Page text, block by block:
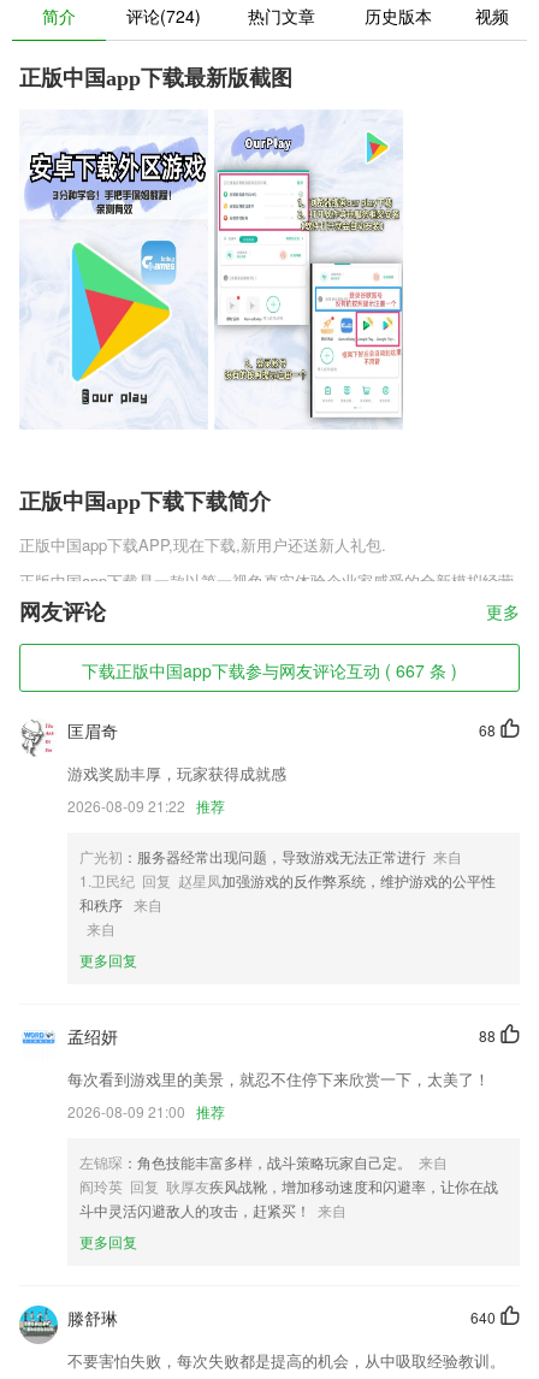
简介 评论(724) 热门文章 历史版本 视频
正版中国app下载最新版截图
正版中国app下载下载简介
正版中国app下载APP,现在下载,新用户还送新人礼包.
正版中国app下载是一款以第一视角真实体验企业家感受的全新模拟经营
游戏，在这个全新的商战世界中来完成你的商业帝国梦，你将会化身成为
总裁来经营你的帝国，招募高端人才来帮助你管理你的企业，也能享受到
商战中合纵连横、雄踞一方、制霸四海的激情!鲜活的商战关系，亦敌亦
友随您掌控，满足你对顶级模拟经营游戏的所有幻想!
正版中国app下载软件特色
1,拍照搜题，立即获得题目解析；
3,提供地图导航
4,软件小巧不到3M，不占用空间！
5,音效设置：可以调节音量、还有流行、古典、爵士、低音以及自然多种
2.内容紧扣高考大纲，同步精讲，考试拓展，包括重点难点以及单元讲解
4.西洋乐器全覆盖
5.同步教学学习古诗词配合中小学生教材使用，2265用户可根据分类快速
挑选兴趣诗词；添加收藏栏目，快速复习未结束学习。
正版中国app下载更新了什么?
修复拍照功能
网友评论 更多
下载正版中国app下载参与网友评论互动 ( 667 条 )
68
匡眉奇
游戏奖励丰厚，玩家获得成就感
2026-08-09 21:22 推荐
广光初 ：服务器经常出现问题，导致游戏无法正常进行 来自
1.卫民纪 回复 赵星凤加强游戏的反作弊系统，维护游戏的公平性
和秩序 来自
来自
更多回复
88
孟绍妍
每次看到游戏里的美景，就忍不住停下来欣赏一下，太美了！
2026-08-09 21:00 推荐
左锦琛 ：角色技能丰富多样，战斗策略玩家自己定。
来自
阎玲英 回复 耿厚友疾风战靴，增加移动速度和闪避率，让你在战
斗中灵活闪避敌人的攻击，赶紧买！
来自
更多回复
640
滕舒琳
不要害怕失败，每次失败都是提高的机会，从中吸取经验教训。